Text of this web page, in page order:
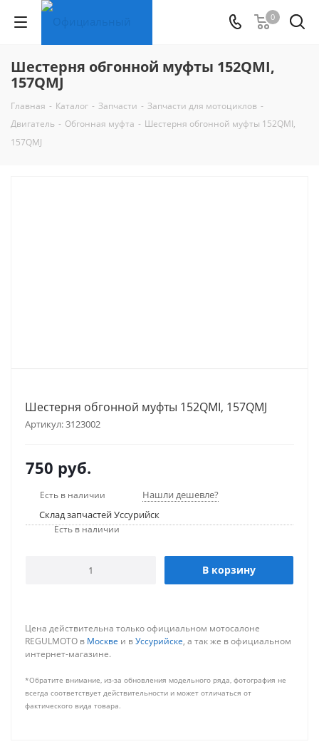
0
Шестерня обгонной муфты 152QMI,
157QMJ
Главная - Каталог - Запчасти - Запчасти для мотоциклов -
Двигатель - Обгонная муфта - Шестерня обгонной муфты 152QMI,
157QMJ
Шестерня обгонной муфты 152QMI, 157QMJ
Артикул:3123002
750 руб.
Есть в наличии
Нашли дешевле?
Склад запчастей Уссурийск
Есть в наличии
В корзину
Цена действительна только официальном мотосалоне
REGULMOTO в Москве и вУссурийске, а так же в официальном
интернет-магазине.
*Обратите внимание, из-за обновления модельного ряда, фотография не
всегда соответствует действительности и может отличаться от
фактического вида товара.